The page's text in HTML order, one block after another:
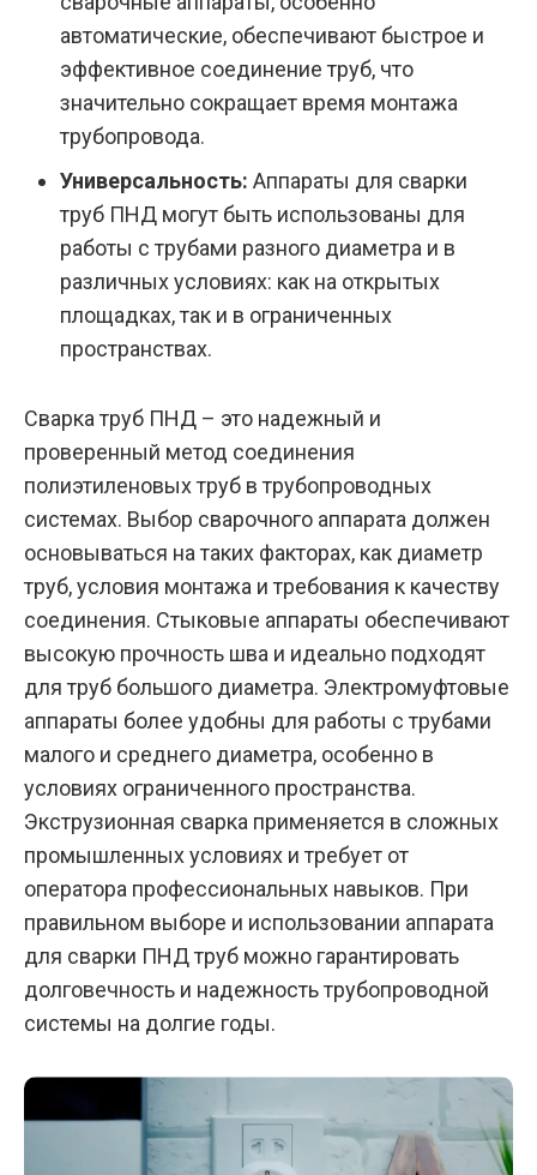
автоматические, обеспечивают быстрое и
эффективное соединение труб, что
значительно сокращает время монтажа
трубопровода.
Универсальность: Аппараты для сварки
труб ПНД могут быть использованы для
работы с трубами разного диаметра и в
различных условиях: как на открытых
площадках, так и в ограниченных
пространствах.
Сварка труб ПНД – это надежный и
проверенный метод соединения
полиэтиленовых труб в трубопроводных
системах. Выбор сварочного аппарата должен
основываться на таких факторах, как диаметр
труб, условия монтажа и требования к качеству
соединения. Стыковые аппараты обеспечивают
высокую прочность шва и идеально подходят
для труб большого диаметра. Электромуфтовые
аппараты более удобны для работы с трубами
малого и среднего диаметра, особенно в
условиях ограниченного пространства.
Экструзионная сварка применяется в сложных
промышленных условиях и требует от
оператора профессиональных навыков. При
правильном выборе и использовании аппарата
для сварки ПНД труб можно гарантировать
долговечность и надежность трубопроводной
системы на долгие годы.